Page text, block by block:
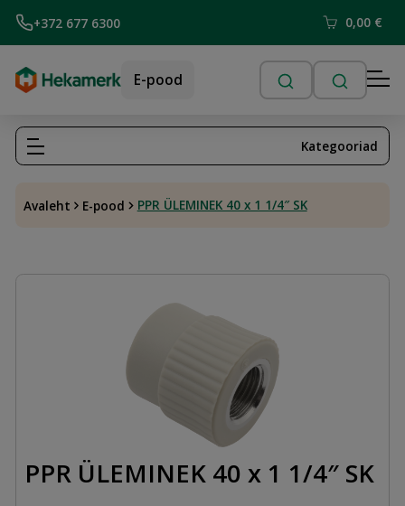
+372 677 6300 0,00 €
E-pood
Avaleht E-pood PPR ÜLEMINEK 40 x 1 1/4″ SK
Kategooriad
PPR ÜLEMINEK 40 x 1 1/4″ SK